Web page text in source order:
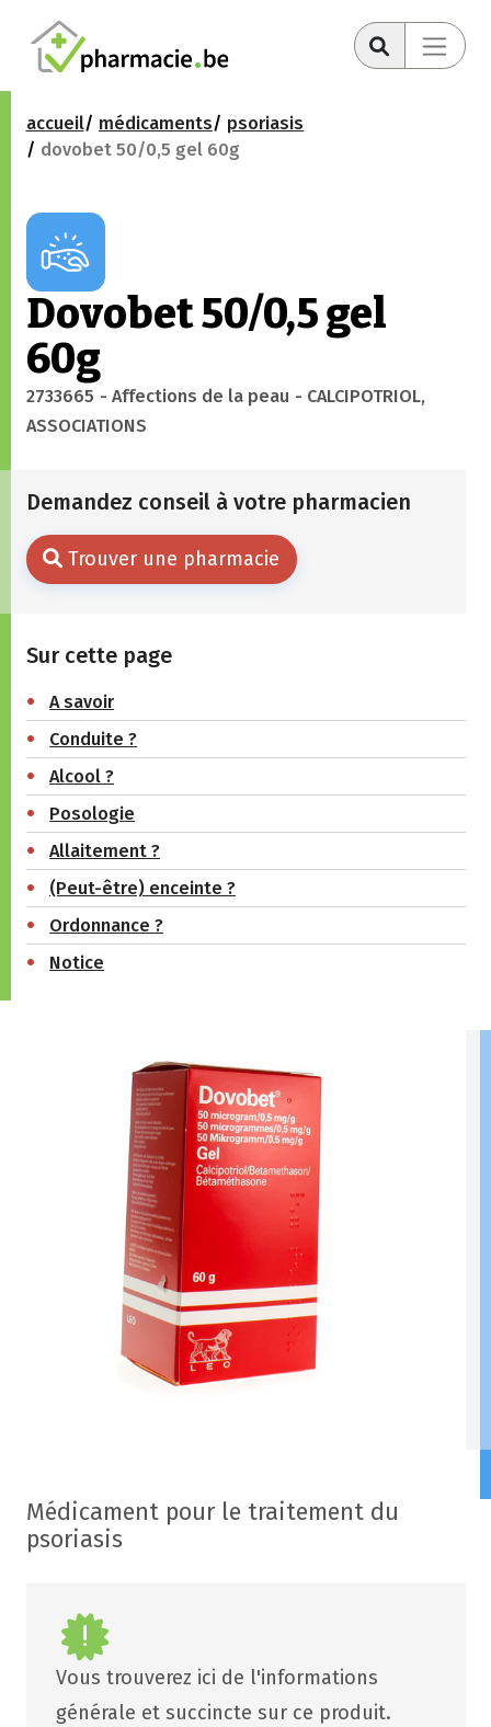
accueil médicaments
psoriasis
dovobet 50/0,5 gel 60g
Dovobet 50/0,5 gel
60g
2733665 - Affections de la peau - CALCIPOTRIOL,
ASSOCIATIONS
Demandez conseil à votre pharmacien
Trouver une pharmacie
Sur cette page
A savoir
Conduite ?
Alcool ?
Posologie
Allaitement ?
(Peut-être) enceinte ?
Ordonnance ?
Notice
Médicament pour le traitement du
psoriasis
Vous trouverez ici de l'informations
générale et succincte sur ce produit.